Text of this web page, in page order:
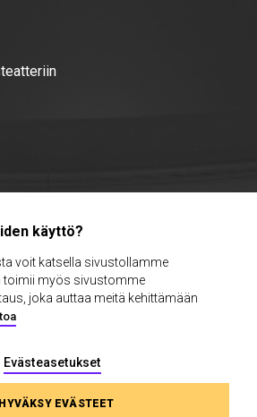
rekisteriseloste
käyttö?
voit katsella sivustollamme
toimii myös sivustomme
joka auttaa meitä kehittämään
Evästeasetukset
HYVÄKSY EVÄSTEET